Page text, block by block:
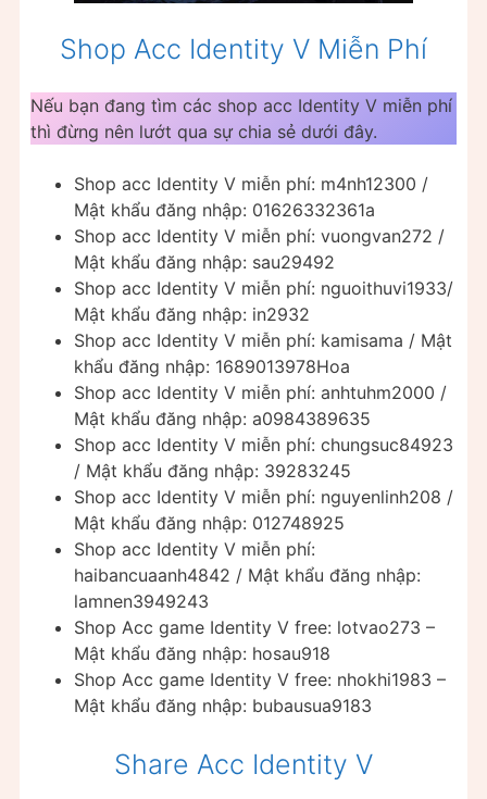
Shop Acc Identity V Miễn Phí
Nếu bạn đang tìm các shop acc Identity V miễn phí
thì đừng nên lướt qua sự chia sẻ dưới đây.
Shop acc Identity V miễn phí: m4nh12300 /
Mật khẩu đăng nhập: 01626332361a
Shop acc Identity V miễn phí: vuongvan272 /
Mật khẩu đăng nhập: sau29492
Shop acc Identity V miễn phí: nguoithuvi1933/
Mật khẩu đăng nhập: in2932
Shop acc Identity V miễn phí: kamisama / Mật
khẩu đăng nhập: 1689013978Hoa
Shop acc Identity V miễn phí: anhtuhm2000 /
Mật khẩu đăng nhập: a0984389635
Shop acc Identity V miễn phí: chungsuc84923
/ Mật khẩu đăng nhập: 39283245
Shop acc Identity V miễn phí: nguyenlinh208 /
Mật khẩu đăng nhập: 012748925
Shop acc Identity V miễn phí:
haibancuaanh4842 / Mật khẩu đăng nhập:
lamnen3949243
Shop Acc game Identity V free: lotvao273 –
Mật khẩu đăng nhập: hosau918
Shop Acc game Identity V free: nhokhi1983 –
Mật khẩu đăng nhập: bubausua9183
Share Acc Identity V